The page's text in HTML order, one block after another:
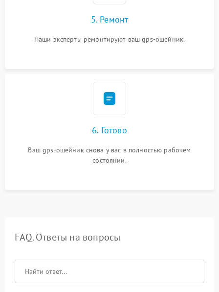
5. Ремонт
Наши эксперты ремонтируют ваш gps-ошейник.
6. Готово
Ваш gps-ошейник снова у вас в полностью рабочем
состоянии.
FAQ. Ответы на вопросы